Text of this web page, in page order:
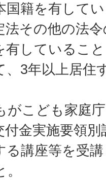
国籍を有して
法その他の法
有しているこ
、3年以上居住
がこども家庭
付金実施要領
る講座等を受